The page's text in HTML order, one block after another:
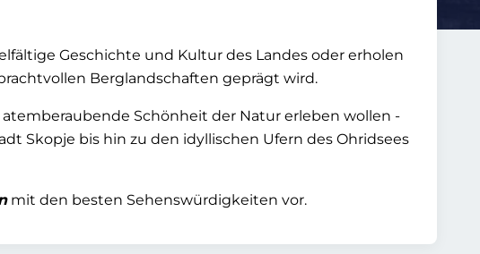
Geschichte und Kultur des Landes oder erholen
Berglandschaften geprägt wird.
Schönheit der Natur erleben wollen -
Skopje bis hin zu den idyllischen Ufern des Ohridsees
mit den besten Sehenswürdigkeiten vor.